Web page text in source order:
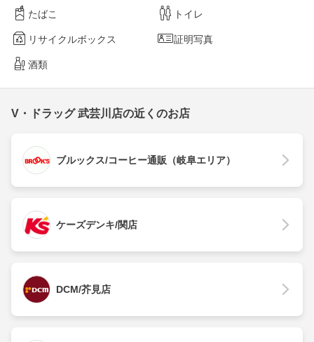
たばこ トイレ
リサイクルボックス 証明写真
酒類
V・ドラッグ 武芸川店の近くのお店
ブルックス/コーヒー通販（岐阜エリア）
ケーズデンキ/関店
DCM/芥見店